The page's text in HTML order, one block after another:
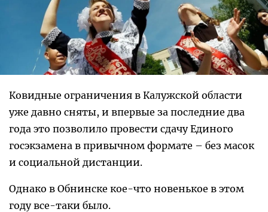
Ковидные ограничения в Калужской области
уже давно сняты, и впервые за последние два
года это позволило провести сдачу Единого
госэкзамена в привычном формате – без масок
и социальной дистанции.
Однако в Обнинске кое-что новенькое в этом
году все-таки было.